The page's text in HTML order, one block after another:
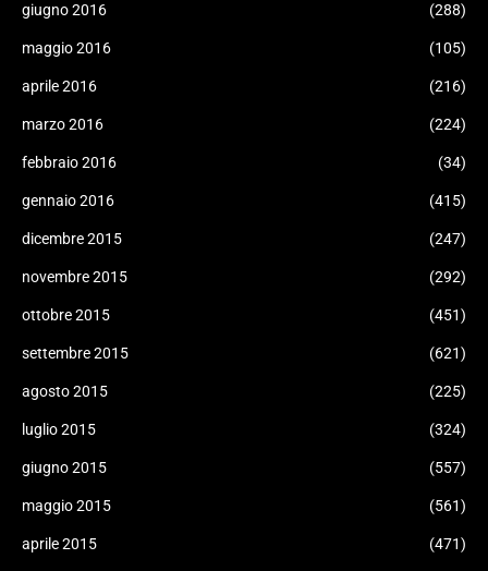
giugno 2016 (288)
maggio 2016 (105)
aprile 2016 (216)
marzo 2016 (224)
febbraio 2016 (34)
gennaio 2016 (415)
dicembre 2015 (247)
novembre 2015 (292)
ottobre 2015 (451)
settembre 2015 (621)
agosto 2015 (225)
luglio 2015 (324)
giugno 2015 (557)
maggio 2015 (561)
aprile 2015 (471)